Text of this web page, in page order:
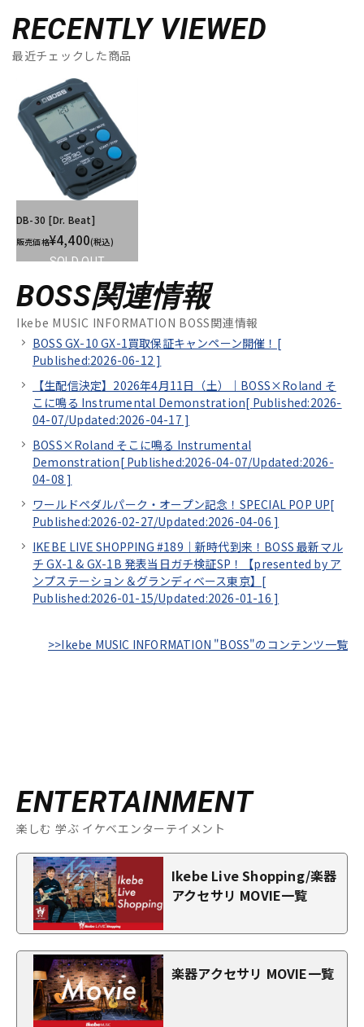
RECENTLY VIEWED
最近チェックした商品
SOLD OUT
DB-30 [Dr. Beat]
販売価格¥4,400(税込)
BOSS関連情報
Ikebe MUSIC INFORMATION BOSS関連情報
BOSS GX-10 GX-1買取保証キャンペーン開催！[
Published:2026-06-12 ]
【生配信決定】2026年4月11日（土）｜BOSS×Roland そ
こに鳴る Instrumental Demonstration[ Published:2026-
04-07/Updated:2026-04-17 ]
BOSS×Roland そこに鳴る Instrumental
Demonstration[ Published:2026-04-07/Updated:2026-
04-08 ]
ワールドペダルパーク・オープン記念！SPECIAL POP UP[
Published:2026-02-27/Updated:2026-04-06 ]
IKEBE LIVE SHOPPING #189｜新時代到来！BOSS 最新マル
チ GX-1 & GX-1B 発表当日ガチ検証SP！【presented by ア
ンプステーション＆グランディベース東京】[
Published:2026-01-15/Updated:2026-01-16 ]
>>Ikebe MUSIC INFORMATION "BOSS"のコンテンツ一覧
ENTERTAINMENT
楽しむ 学ぶ イケベエンターテイメント
Ikebe Live Shopping/楽器
アクセサリ MOVIE一覧
楽器アクセサリ MOVIE一覧